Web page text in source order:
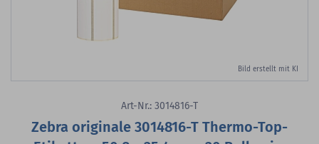
Bild erstellt mit KI
Art-Nr.: 3014816-T
Zebra originale 3014816-T Thermo-Top-